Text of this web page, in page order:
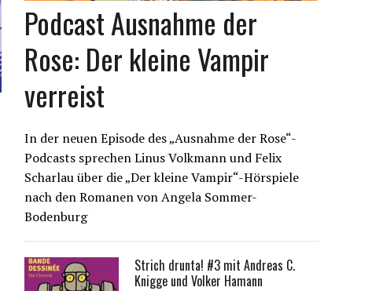
Podcast Ausnahme der
Rose: Der kleine Vampir
verreist
In der neuen Episode des „Ausnahme der Rose“-
Podcasts sprechen Linus Volkmann und Felix
Scharlau über die „Der kleine Vampir“-Hörspiele
nach den Romanen von Angela Sommer-
Bodenburg
Strich drunta! #3 mit Andreas C.
Knigge und Volker Hamann